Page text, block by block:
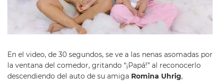
En el video, de 30 segundos, se ve a las nenas asomadas por
la ventana del comedor, gritando “¡Papá!” al reconocerlo
descendiendo del auto de su amiga Romina Uhrig,